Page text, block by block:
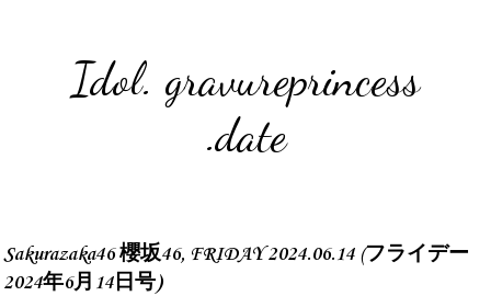
Idol. gravureprincess
.date
Sakurazaka46 櫻坂46, FRIDAY 2024.06.14 (フライデー
2024年6月14日号)